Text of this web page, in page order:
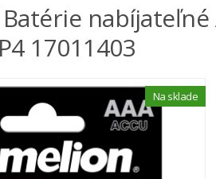
Batérie
17011403
Na sklade